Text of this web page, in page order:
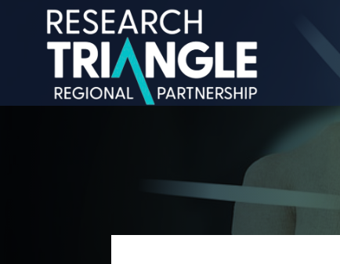
saltar al contenido